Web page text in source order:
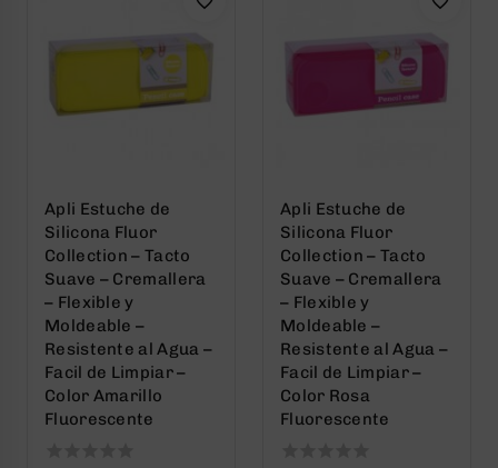
Apli Estuche de
Silicona Fluor
Collection – Tacto
Suave – Cremallera
– Flexible y
Moldeable –
Resistente al Agua –
Facil de Limpiar –
Color Amarillo
Fluorescente
Apli Estuche de
Silicona Fluor
Collection – Tacto
Suave – Cremallera
– Flexible y
Moldeable –
Resistente al Agua –
Facil de Limpiar –
Color Rosa
Fluorescente